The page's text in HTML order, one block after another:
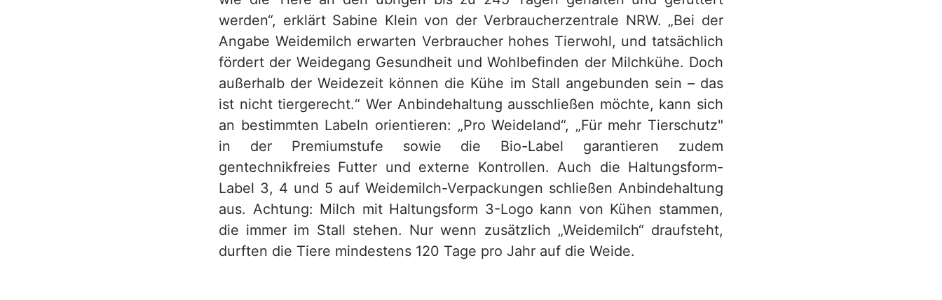
werden“, erklärt Sabine Klein von der Verbraucherzentrale NRW. „Bei der
Angabe Weidemilch erwarten Verbraucher hohes Tierwohl, und tatsächlich
fördert der Weidegang Gesundheit und Wohlbefinden der Milchkühe. Doch
außerhalb der Weidezeit können die Kühe im Stall angebunden sein – das
ist nicht tiergerecht.“ Wer Anbindehaltung ausschließen möchte, kann sich
an bestimmten Labeln orientieren: „Pro Weideland“, „Für mehr Tierschutz"
in der Premiumstufe sowie die Bio-Label garantieren zudem
gentechnikfreies Futter und externe Kontrollen. Auch die Haltungsform-
Label 3, 4 und 5 auf Weidemilch-Verpackungen schließen Anbindehaltung
aus. Achtung: Milch mit Haltungsform 3-Logo kann von Kühen stammen,
die immer im Stall stehen. Nur wenn zusätzlich „Weidemilch“ draufsteht,
durften die Tiere mindestens 120 Tage pro Jahr auf die Weide.